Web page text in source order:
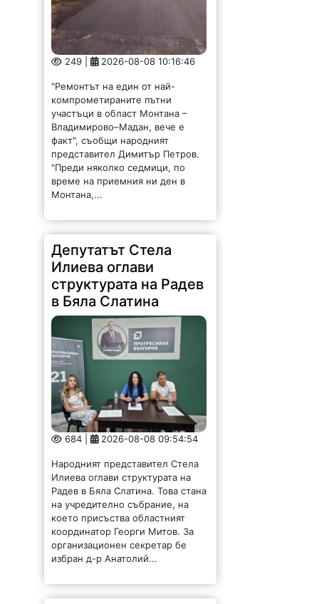
249 | 2026-08-08 10:16:46
"Ремонтът на един от най-
компрометираните пътни
участъци в област Монтана –
Владимирово–Мадан, вече е
факт", съобщи народният
представител Димитър Петров.
"Преди няколко седмици, по
време на приемния ни ден в
Монтана,...
Депутатът Стела
Илиева оглави
структурата на Радев
в Бяла Слатина
684 | 2026-08-08 09:54:54
Народният представител Стела
Илиева оглави структурата на
Радев в Бяла Слатина. Това стана
на учредително събрание, на
което присъства областният
координатор Георги Митов. За
организационен секретар бе
избран д-р Анатолий...